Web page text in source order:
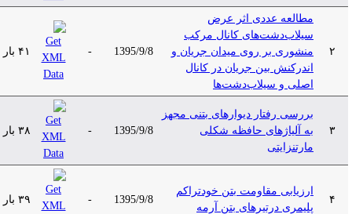
مطالعه عددی اثر عرض
سیلاب‌دشت‌های کانال مرکب
منشوری بر روی میدان جریان و
اندرکنش بین جریان در کانال
اصلی و سیلاب‌دشت‌ها
1395/9/8 ۴۱ بار
بررسی رفتار دیوارهای بتنی مجهز
به آلیاژهای حافظه شکلی
مارتنزایتی
1395/9/8 ۳۸ بار
ارزیابی مقاومت بتن خودتراکم
پلیمری درتیرهای بتن آرمه
1395/9/8 ۳۹ بار